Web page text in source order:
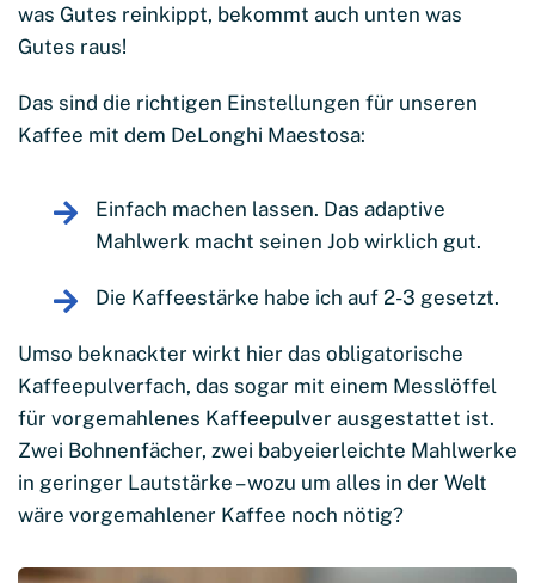
was Gutes reinkippt, bekommt auch unten was
Gutes raus!
Das sind die richtigen Einstellungen für unseren
Kaffee mit dem DeLonghi Maestosa:
Einfach machen lassen. Das adaptive
Mahlwerk macht seinen Job wirklich gut.
Die Kaffeestärke habe ich auf 2-3 gesetzt.
Umso beknackter wirkt hier das obligatorische
Kaffeepulverfach, das sogar mit einem Messlöffel
für vorgemahlenes Kaffeepulver ausgestattet ist.
Zwei Bohnenfächer, zwei babyeierleichte Mahlwerke
in geringer Lautstärke – wozu um alles in der Welt
wäre vorgemahlener Kaffee noch nötig?